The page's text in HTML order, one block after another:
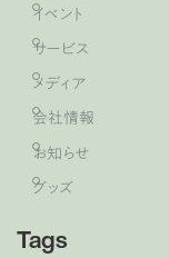
イベント
サービス
メディア
会社情報
お知らせ
グッズ
Tags